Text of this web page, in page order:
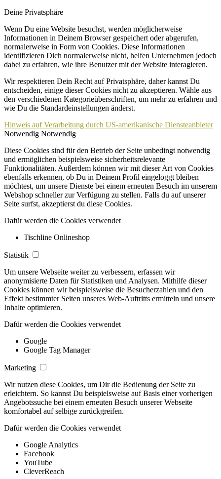
Deine Privatsphäre
Wenn Du eine Website besuchst, werden möglicherweise
Informationen in Deinem Browser gespeichert oder abgerufen,
normalerweise in Form von Cookies. Diese Informationen
identifizieren Dich normalerweise nicht, helfen Unternehmen jedoch
dabei zu erfahren, wie ihre Benutzer mit der Website interagieren.
Wir respektieren Dein Recht auf Privatsphäre, daher kannst Du
entscheiden, einige dieser Cookies nicht zu akzeptieren. Wähle aus
den verschiedenen Kategorieüberschriften, um mehr zu erfahren und
wie Du die Standardeinstellungen änderst.
Hinweis auf Verarbeitung durch US-amerikanische Diensteanbieter
Notwendig Notwendig
Diese Cookies sind für den Betrieb der Seite unbedingt notwendig
und ermöglichen beispielsweise sicherheitsrelevante
Funktionalitäten. Außerdem können wir mit dieser Art von Cookies
ebenfalls erkennen, ob Du in Deinem Profil eingeloggt bleiben
möchtest, um unsere Dienste bei einem erneuten Besuch im unserem
Webshop schneller zur Verfügung zu stellen. Falls du auf unserer
Seite surfst, akzeptierst du diese Cookies.
Dafür werden die Cookies verwendet
Tischline Onlineshop
Statistik
Um unsere Webseite weiter zu verbessern, erfassen wir
anonymisierte Daten für Statistiken und Analysen. Mithilfe dieser
Cookies können wir beispielsweise die Besucherzahlen und den
Effekt bestimmter Seiten unseres Web-Auftritts ermitteln und unsere
Inhalte optimieren.
Dafür werden die Cookies verwendet
Google
Google Tag Manager
Marketing
Wir nutzen diese Cookies, um Dir die Bedienung der Seite zu
erleichtern. So kannst Du beispielsweise auf Basis einer vorherigen
Angebotssuche bei einem erneuten Besuch unserer Webseite
komfortabel auf selbige zurückgreifen.
Dafür werden die Cookies verwendet
Google Analytics
Facebook
YouTube
CleverReach